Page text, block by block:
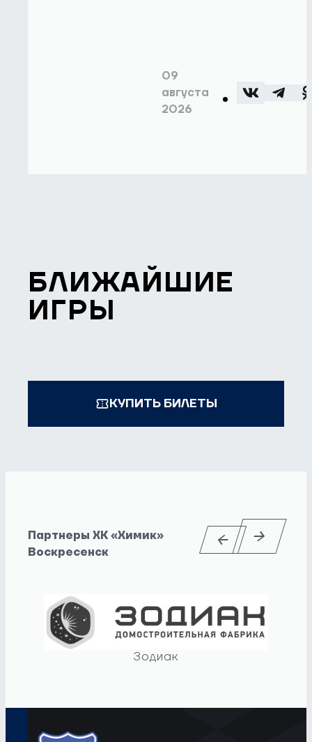
09
августа
2026
БЛИЖАЙШИЕ
ИГРЫ
КУПИТЬ БИЛЕТЫ
Партнеры ХК «Химик»
Воскресенск
Зодиак